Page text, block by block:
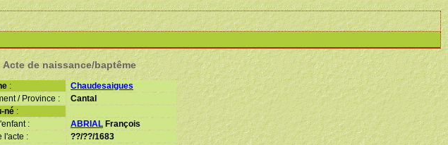
Acte de naissance/baptême
:
Chaudesaigues
/ Province :
Cantal
né :
:
ABRIAL François
l'acte :
??/??/1683